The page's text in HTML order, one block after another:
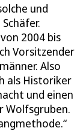
und
2004 bis
Vorsitzender
Also
als Historiker
und einen
Wolfsgruben.